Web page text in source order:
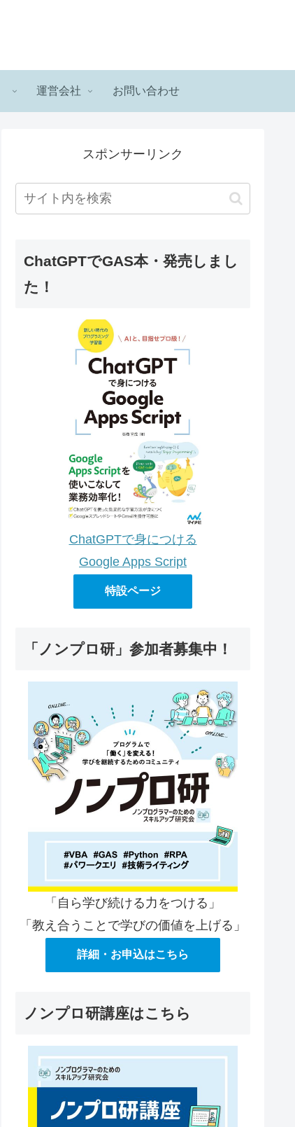
運営会社 お問い合わせ
スポンサーリンク
ChatGPTでGAS本・発売しまし
た！
ChatGPTで身につける
Google Apps Script
特設ページ
「ノンプロ研」参加者募集中！
「自ら学び続ける力をつける」
「教え合うことで学びの価値を上げる」
詳細・お申込はこちら
ノンプロ研講座はこちら